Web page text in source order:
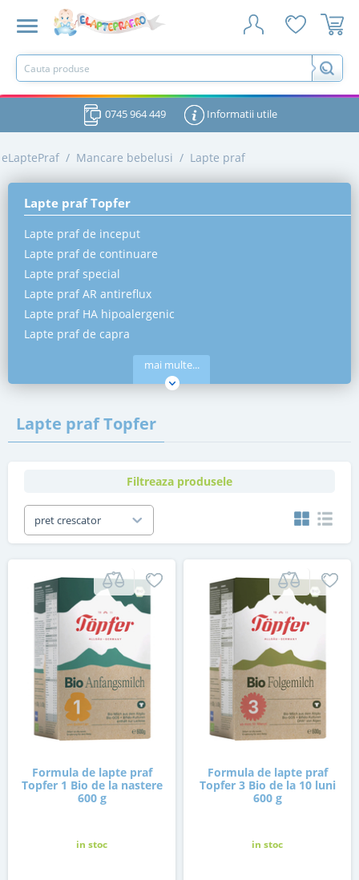
0745 964 449 Informatii utile
eLaptePraf / Mancare bebelusi / Lapte praf
Lapte praf Topfer
Lapte praf de inceput
Lapte praf de continuare
Lapte praf special
Lapte praf AR antireflux
Lapte praf HA hipoalergenic
Lapte praf de capra
mai multe...
Lapte praf Topfer
Filtreaza produsele
pret crescator
Formula de lapte praf
Topfer 1 Bio de la nastere
600 g
in stoc
Formula de lapte praf
Topfer 3 Bio de la 10 luni
600 g
in stoc